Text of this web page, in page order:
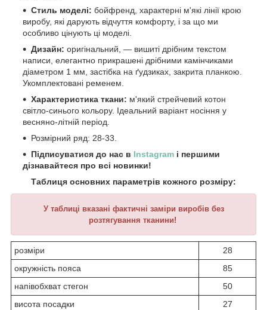
Стиль моделі: бойфренд, характерні м'які лінії крою
виробу, які дарують відчуття комфорту, і за що ми
особливо цінують ці моделі.
Дизайн: оригінальний, — вишиті дрібним текстом
написи, елегантно прикрашені дрібними камінчиками
діаметром 1 мм, застібка на ґудзиках, закрита планкою.
Укомплектовані ременем.
Характеристика ткани: м'який стрейчевий котон
світло-синього кольору. Ідеальний варіант носіння у
весняно-літній період.
Розмірний ряд: 28-33.
Підписуватися до нас в Instagram і першими
дізнавайтеся про всі новинки!
Таблиця основних параметрів кожного розміру:
У таблиці вказані фактичні заміри виробів без
розтягування тканини!
розміри
28
окружність пояса
85
напівобхват стегон
50
висота посадки
27